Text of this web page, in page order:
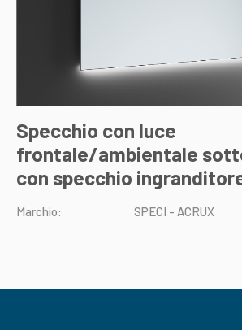
Specchio con luce
frontale/ambientale
con specchio
Marchio: SPECI - ACRUX